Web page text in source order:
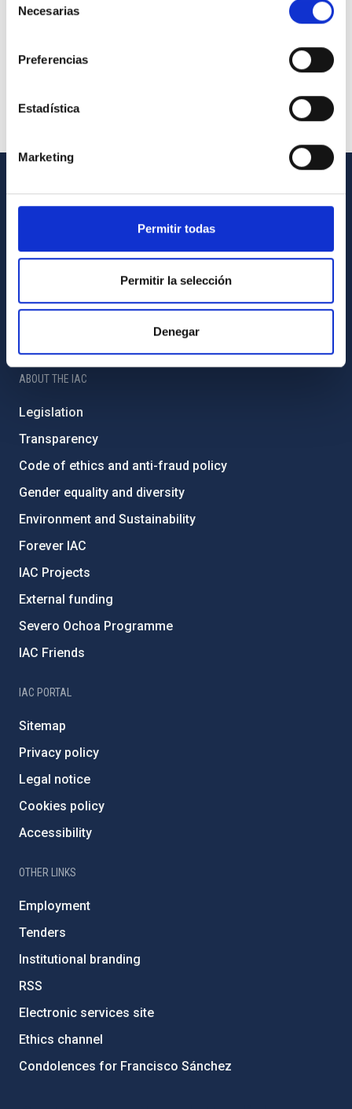
Necesarias
Preferencias
Estadística
Marketing
Permitir todas
Permitir la selección
Denegar
GENERAL INFORMATION
How to get to the IAC
Library
ABOUT THE IAC
Legislation
Transparency
Code of ethics and anti-fraud policy
Gender equality and diversity
Environment and Sustainability
Forever IAC
IAC Projects
External funding
Severo Ochoa Programme
IAC Friends
IAC PORTAL
Sitemap
Privacy policy
Legal notice
Cookies policy
Accessibility
OTHER LINKS
Employment
Tenders
Institutional branding
RSS
Electronic services site
Ethics channel
Condolences for Francisco Sánchez